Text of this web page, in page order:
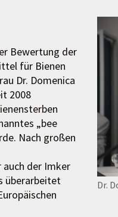
Dr.
Bewertung der
für Bienen
Dr. Domenica
2008
„bee
Nach großen
der Imker
überarbeitet